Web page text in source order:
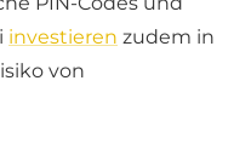
investieren zudem in
von